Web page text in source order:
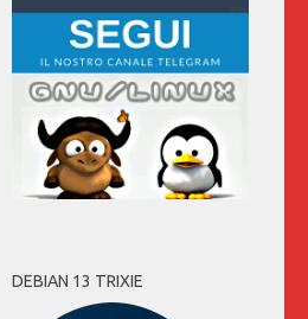
DEBIAN 13 TRIXIE